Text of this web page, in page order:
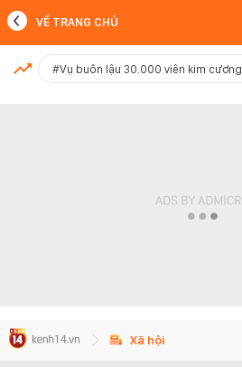
MỚI NHẤT
VỀ TRANG CHỦ
#Vụ buôn lậu 30.000 viên kim cương
Xã hội